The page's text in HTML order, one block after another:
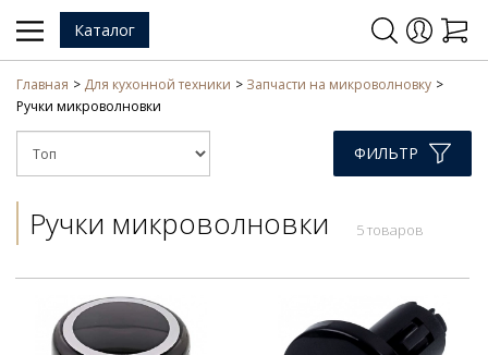
Каталог
Главная Для кухонной техники
Запчасти на микроволновку
Ручки микроволновки
ФИЛЬТР
Ручки микроволновки 5 товаров